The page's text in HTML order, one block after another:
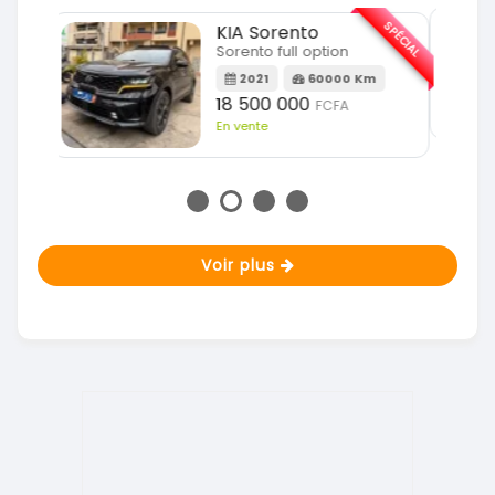
KIA Sportage
Sportage 2021
2021 78000 Km
14 500 000FCFA
En vente
SPÉCIAL
Voir plus